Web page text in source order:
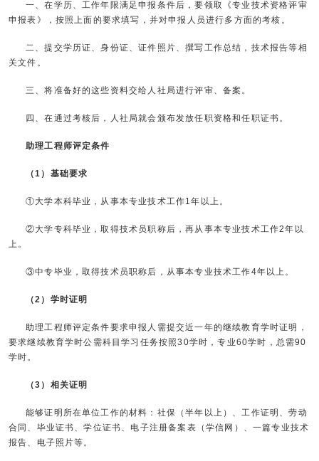
一、在学历、工作年限满足申报条件后，要领取《专业技术资格评审
申报表》，按照上面的要求填写，并对申报人员进行多方面的考核。
二、提交学历证、身份证、证件照片、撰写工作总结，技术报告等相
关文件。
三、将准备好的这些资料交给人社局进行评审、备案。
四、在通过考核后，人社局就会颁布发放任职资格和任职证书。
助理工程师评定条件
（1）基础要求
①大学本科毕业，从事本专业技术工作1年以上。
②大学专科毕业，取得技术员职称后，再从事本专业技术工作2年以
上。
③中专毕业，取得技术员职称后，从事本专业技术工作4年以上。
（2） 学时证明
助理工程师评定条件要求申报人需提交近一年的继续教育学时证明，
要求继续教育学时公需科目学习任务按照30学时，专业60学时，总需90
学时。
（3）相关证明
能够证明所在单位工作的材料：社保（半年以上）、工作证明、劳动
合同、毕业证书、学位证书、电子注册备案表（学信网）、一篇专业技术
报告、电子照片等。